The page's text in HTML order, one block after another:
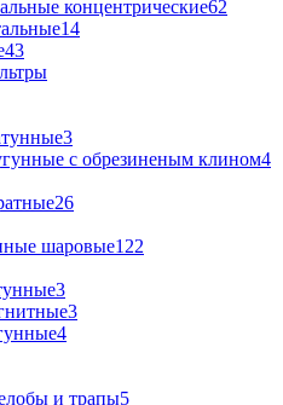
концентрические62
14
43
3
с обрезиненым клином4
26
шаровые122
3
3
4
и трапы5